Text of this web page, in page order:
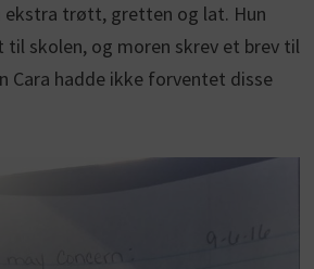
ekstra trøtt, gretten og lat. Hun
skolen, og moren skrev et brev til
Cara hadde ikke forventet disse